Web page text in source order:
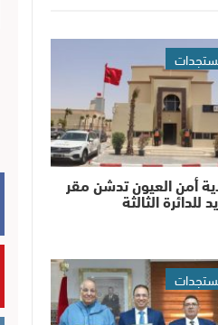
أمن العيون تدشن مقر
للدائرة الثالثة